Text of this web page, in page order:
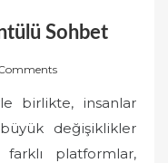
Sohbet
birlikte, insanlar
değişiklikler
platformlar,